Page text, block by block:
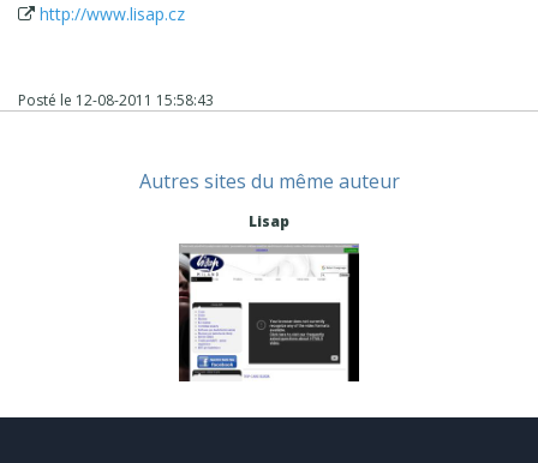
http://www.lisap.cz
Posté le 12-08-2011 15:58:43
Autres sites du même auteur
Lisap